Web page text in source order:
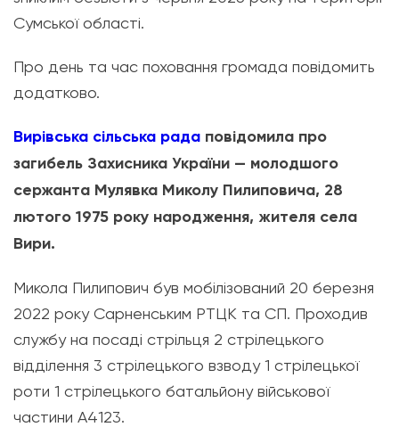
Сумської області.
Про день та час поховання громада повідомить
додатково.
Вирівська сільська рада повідомила про
загибель Захисника України — молодшого
сержанта Мулявка Миколу Пилиповича, 28
лютого 1975 року народження, жителя села
Вири.
Микола Пилипович був мобілізований 20 березня
2022 року Сарненським РТЦК та СП. Проходив
службу на посаді стрільця 2 стрілецького
відділення 3 стрілецького взводу 1 стрілецької
роти 1 стрілецького батальйону військової
частини А4123.